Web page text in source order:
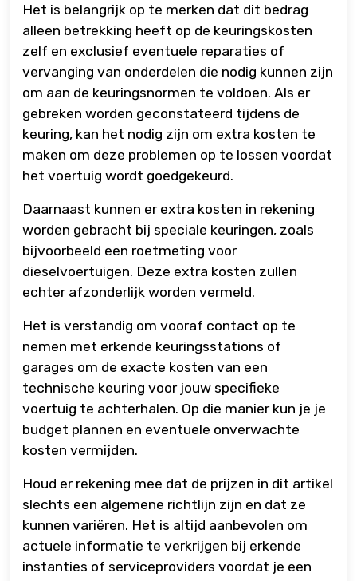
Het is belangrijk op te merken dat dit bedrag
alleen betrekking heeft op de keuringskosten
zelf en exclusief eventuele reparaties of
vervanging van onderdelen die nodig kunnen zijn
om aan de keuringsnormen te voldoen. Als er
gebreken worden geconstateerd tijdens de
keuring, kan het nodig zijn om extra kosten te
maken om deze problemen op te lossen voordat
het voertuig wordt goedgekeurd.
Daarnaast kunnen er extra kosten in rekening
worden gebracht bij speciale keuringen, zoals
bijvoorbeeld een roetmeting voor
dieselvoertuigen. Deze extra kosten zullen
echter afzonderlijk worden vermeld.
Het is verstandig om vooraf contact op te
nemen met erkende keuringsstations of
garages om de exacte kosten van een
technische keuring voor jouw specifieke
voertuig te achterhalen. Op die manier kun je je
budget plannen en eventuele onverwachte
kosten vermijden.
Houd er rekening mee dat de prijzen in dit artikel
slechts een algemene richtlijn zijn en dat ze
kunnen variëren. Het is altijd aanbevolen om
actuele informatie te verkrijgen bij erkende
instanties of serviceproviders voordat je een